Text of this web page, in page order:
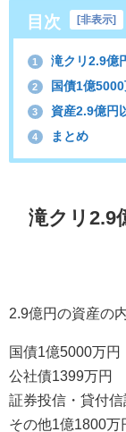
目次 非表示
1 滝クリ2.9億
2 国債1億
3 資産2.9億円
4 まとめ
滝クリ2.9
2.9億円の資産の
国債1億5000万円
公社債1399万円
証券投信・貸付信
その他1億1800万